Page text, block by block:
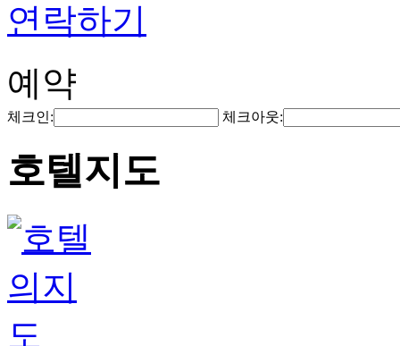
연락하기
예약
체크인: 체크아웃:
호텔지도